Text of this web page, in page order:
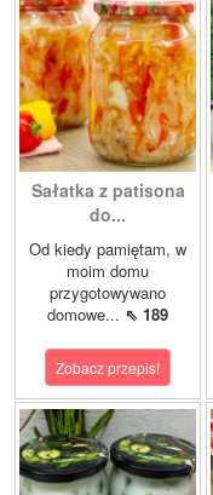
Sałatka z patisona
do...
Od kiedy pamiętam, w
moim domu
przygotowywano
domowe... ⇖ 189
Zobacz przepis!